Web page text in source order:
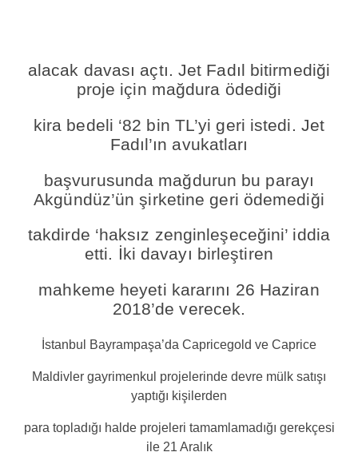
alacak davası açtı. Jet Fadıl bitirmediği
proje için mağdura ödediği
kira bedeli ‘82 bin TL’yi geri istedi. Jet
Fadıl’ın avukatları
başvurusunda mağdurun bu parayı
Akgündüz’ün şirketine geri ödemediği
takdirde ‘haksız zenginleşeceğini’ iddia
etti. İki davayı birleştiren
mahkeme heyeti kararını 26 Haziran
2018’de verecek.
İstanbul Bayrampaşa’da Capricegold ve Caprice
Maldivler gayrimenkul projelerinde devre mülk satışı
yaptığı kişilerden
para topladığı halde projeleri tamamlamadığı gerekçesi
ile 21 Aralık